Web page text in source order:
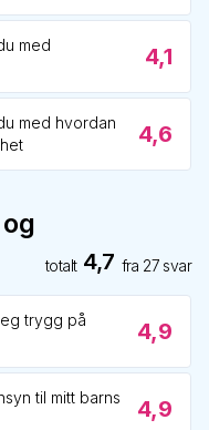
med
4,1
med hvordan
4,6
totalt 4,7 fra 27 svar
trygg på
4,9
til mitt barns
4,9